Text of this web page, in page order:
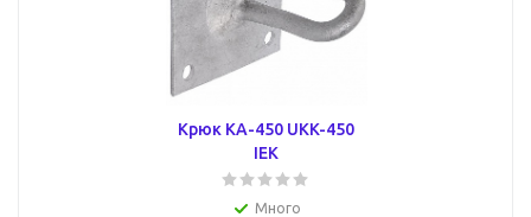
Крюк КА-450 UKK-450
IEK
Много